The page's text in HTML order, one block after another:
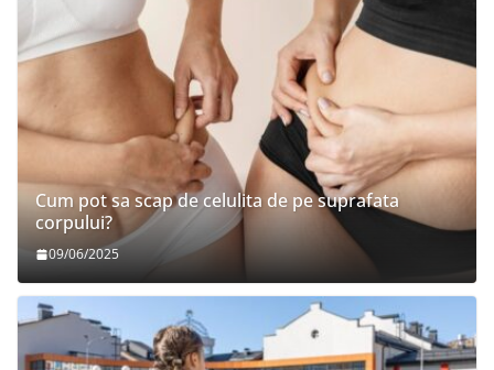
Cum pot sa scap de celulita de pe suprafata
corpului?
09/06/2025